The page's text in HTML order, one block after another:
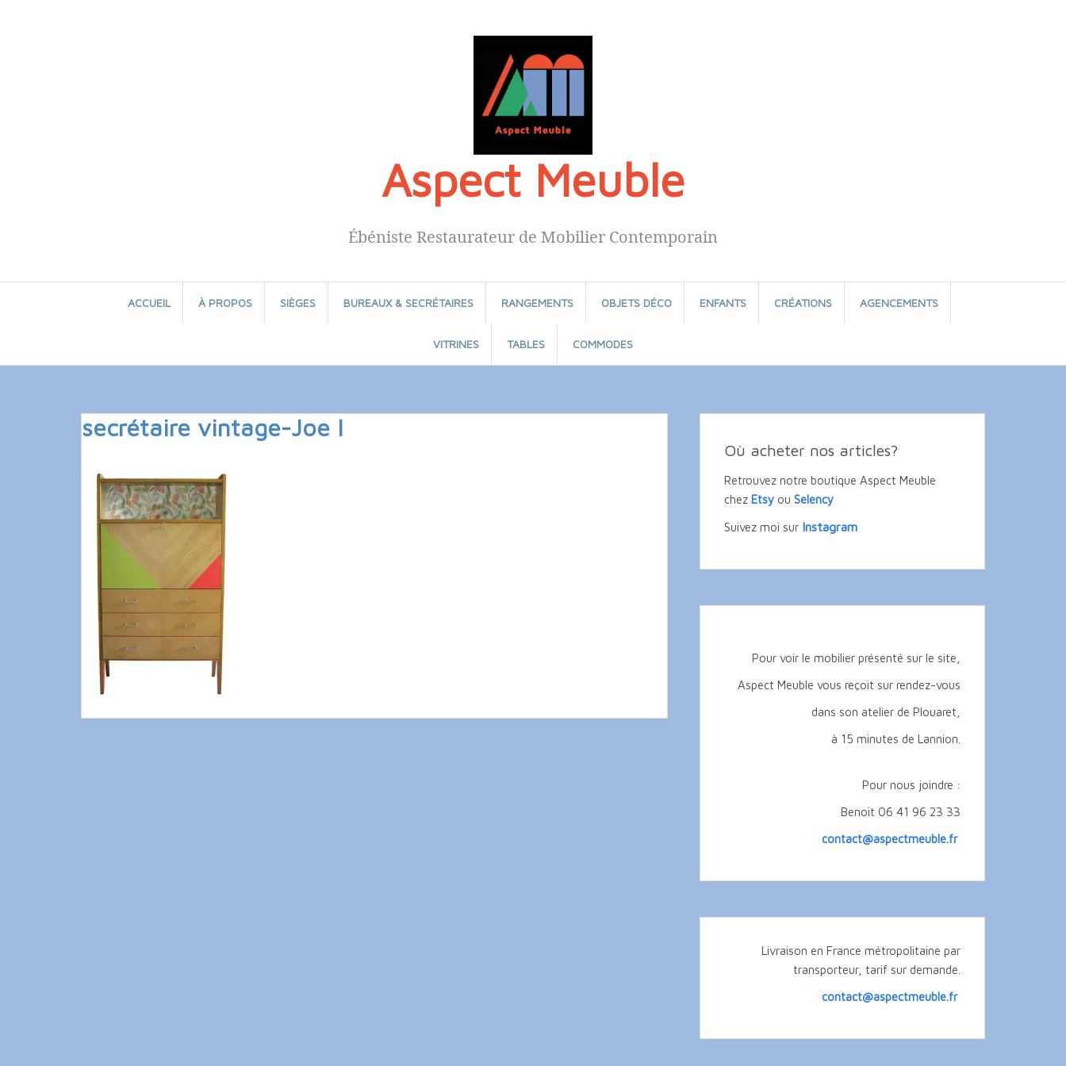
Aspect Meuble
Ébéniste Restaurateur de Mobilier Contemporain
ACCUEIL À PROPOS SIÈGES BUREAUX & SECRÉTAIRES RANGEMENTS OBJETS DÉCO ENFANTS CRÉATIONS AGENCEMENTS
VITRINES TABLES COMMODES
secrétaire vintage-Joe I
Où acheter nos articles?
Retrouvez notre boutique Aspect Meuble
chez Etsy ou Selency
Suivez moi sur Instagram
Pour voir le mobilier présenté sur le site,
Aspect Meuble vous reçoit sur rendez-vous
dans son atelier de Plouaret,
à 15 minutes de Lannion.
Pour nous joindre :
Benoit 06 41 96 23 33
contact@aspectmeuble.fr
Livraison en France métropolitaine par
transporteur, tarif sur demande.
contact@aspectmeuble.fr